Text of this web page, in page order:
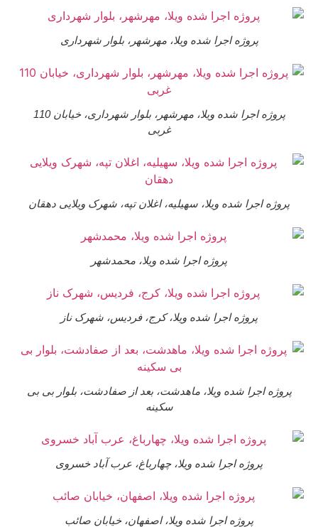
پروژه اجرا شده ویلا، مهرشهر، بلوار شهرداری
پروژه اجرا شده ویلا، مهرشهر، بلوار شهرداری، خیابان 110
اجرا شده ویلا، سهیلیه، اغلان تپه، شهرک ویلایی دهقان
پروژه اجرا شده ویلا، محمدشهر
پروژه اجرا شده ویلا، کرج، فردیس، شهرک ناز
اجرا شده ویلا، ماهدشت، بعد از صفادشت، بلوار بی بی
پروژه اجرا شده ویلا، چهارباغ، عرب آباد خسروی
پروژه اجرا شده ویلا، اصفهان، خیابان صائب